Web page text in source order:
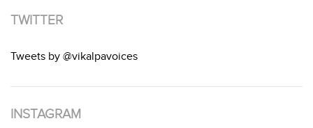
TWITTER
Tweets by @vikalpavoices
INSTAGRAM